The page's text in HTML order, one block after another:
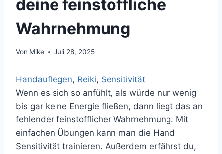
deine feinstoffliche
Wahrnehmung
Von Mike Juli 28, 2025
Handauflegen, Reiki, Sensitivität
Wenn es sich so anfühlt, als würde nur wenig
bis gar keine Energie fließen, dann liegt das an
fehlender feinstofflicher Wahrnehmung. Mit
einfachen Übungen kann man die Hand
Sensitivität trainieren. Außerdem erfährst du,